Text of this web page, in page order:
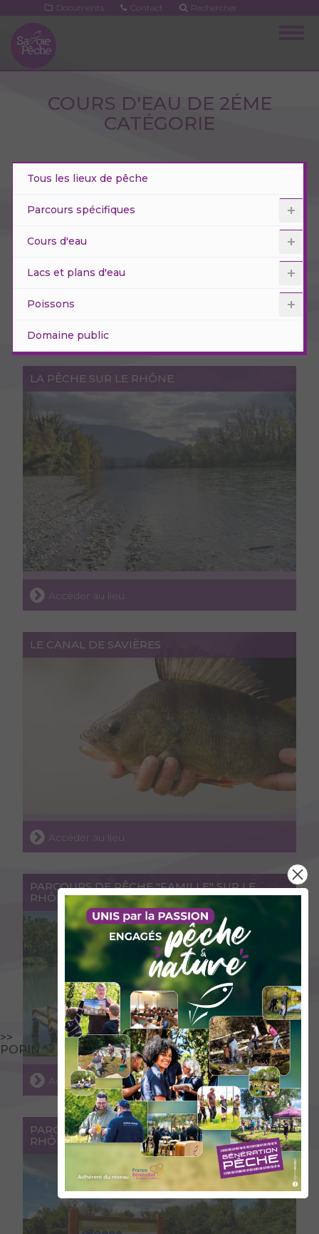
contenu
principal
Documents Contact Rechercher
>>
POPIN
COURS D'EAU DE 2ÉME
CATÉGORIE
Tous les lieux de pêche
Parcours spécifiques
Cours d'eau
Lacs et plans d'eau
Poissons
Domaine public
LA PÊCHE SUR LE RHÔNE
Accéder au lieu
LE CANAL DE SAVIÈRES
Accéder au lieu
PARCOURS DE PÊCHE "FAMILLE" SUR LE
RHÔNE À YENNE
Accéder au lieu
PARCOURS DE PÊCHE "PASSION" SUR LE
RHÔNE À LUCEY